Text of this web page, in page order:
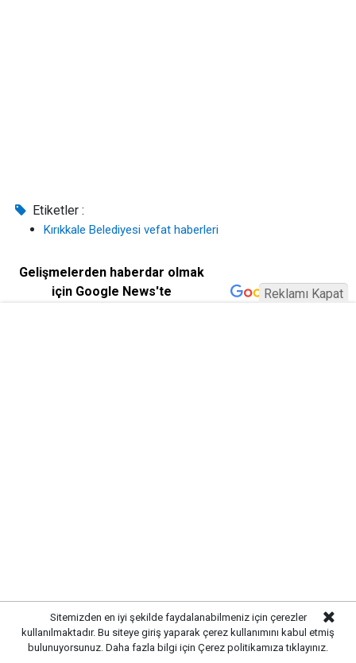
Etiketler :
Kırıkkale Belediyesi vefat haberleri
Gelişmelerden haberdar olmak
için Google News'te
UYARI:Küfür, hakaret, rencide edici cümleler veya imalar, inançlara saldırı
içeren, imla kuralları ile yazılmamış,
Türkçe karakter kullanılmayan ve büyük harflerle yazılmış yorumlar
onaylanmamaktadır.
Sitemizden en iyi şekilde faydalanabilmeniz için çerezler
kullanılmaktadır. Bu siteye giriş yaparak çerez kullanımını kabul etmiş
bulunuyorsunuz. Daha fazla bilgi için Çerez politikamıza tıklayınız.
Reklamı Kapat